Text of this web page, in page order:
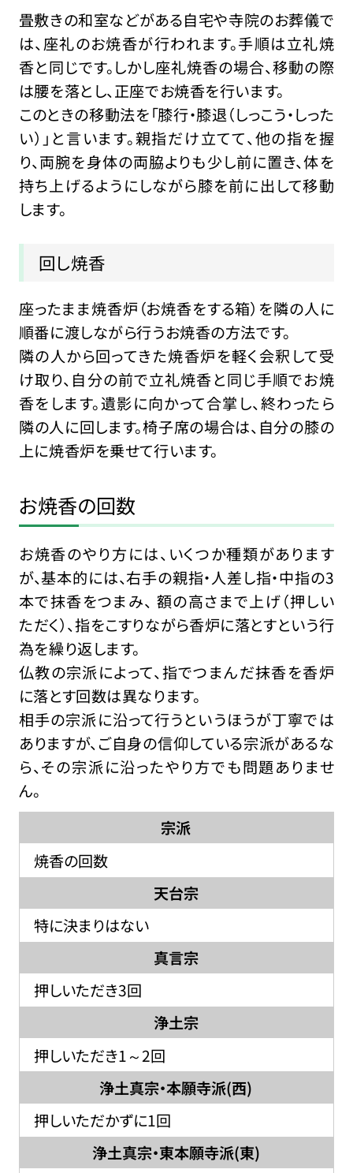
畳敷きの和室などがある自宅や寺院のお葬儀で
は、座礼のお焼香が行われます。手順は立礼焼
香と同じです。しかし座礼焼香の場合、移動の際
は腰を落とし、正座でお焼香を行います。
このときの移動法を「膝行・膝退（しっこう・しった
い）」と言います。親指だけ立てて、他の指を握
り、両腕を身体の両脇よりも少し前に置き、体を
持ち上げるようにしながら膝を前に出して移動
します。
回し焼香
座ったまま焼香炉（お焼香をする箱）を隣の人に
順番に渡しながら行うお焼香の方法です。
隣の人から回ってきた焼香炉を軽く会釈して受
け取り、自分の前で立礼焼香と同じ手順でお焼
香をします。遺影に向かって合掌し、終わったら
隣の人に回します。椅子席の場合は、自分の膝の
上に焼香炉を乗せて行います。
お焼香の回数
お焼香のやり方には、いくつか種類があります
が、基本的には、右手の親指・人差し指・中指の3
本で抹香をつまみ、 額の高さまで上げ（押しい
ただく）、指をこすりながら香炉に落とすという行
為を繰り返します。
仏教の宗派によって、指でつまんだ抹香を香炉
に落とす回数は異なります。
相手の宗派に沿って行うというほうが丁寧では
ありますが、ご自身の信仰している宗派があるな
ら、その宗派に沿ったやり方でも問題ありませ
ん。
宗派
焼香の回数
天台宗
特に決まりはない
真言宗
押しいただき3回
浄土宗
押しいただき1～2回
浄土真宗・本願寺派(西)
押しいただかずに1回
浄土真宗・東本願寺派(東)